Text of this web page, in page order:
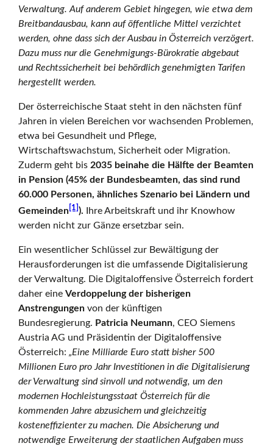
g
o
e
Verwaltung. Auf anderem Gebiet hingegen, wie etwa dem
Breitbandausbau, kann auf öffentliche Mittel verzichtet
werden, ohne dass sich der Ausbau in Österreich verzögert.
Dazu muss nur die Genehmigungs-Bürokratie abgebaut
und Rechtssicherheit bei behördlich genehmigten Tarifen
hergestellt werden.
Der österreichische Staat steht in den nächsten fünf
Jahren in vielen Bereichen vor wachsenden Problemen,
etwa bei Gesundheit und Pflege,
Wirtschaftswachstum, Sicherheit oder Migration.
Zuderm geht bis 2035 beinahe die Hälfte der Beamten
in Pension (45% der Bundesbeamten, das sind rund
60.000 Personen, ähnliches Szenario bei Ländern und
Gemeinden[1]). Ihre Arbeitskraft und ihr Knowhow
werden nicht zur Gänze ersetzbar sein.
Ein wesentlicher Schlüssel zur Bewältigung der
Herausforderungen ist die umfassende Digitalisierung
der Verwaltung. Die Digitaloffensive Österreich fordert
daher eineVerdoppelung der bisherigen
Anstrengungen von der künftigen
Bundesregierung. Patricia Neumann, CEO Siemens
Austria AG und Präsidentin der Digitaloffensive
Österreich:„Eine Milliarde Euro statt bisher 500
Millionen Euro pro Jahr Investitionen in die Digitalisierung
der Verwaltung sind sinvoll und notwendig, um den
modernen Hochleistungsstaat Österreich für die
kommenden Jahre abzusichern und gleichzeitig
kosteneffizienter zu machen. Die Absicherung und
notwendige Erweiterung der staatlichen Aufgaben muss